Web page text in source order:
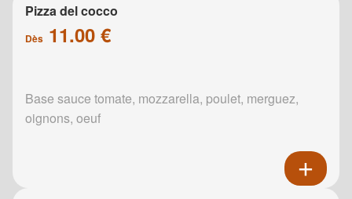
Pizza del cocco
Dès 11.00 €
Base sauce tomate, mozzarella, poulet, merguez,
oignons, oeuf